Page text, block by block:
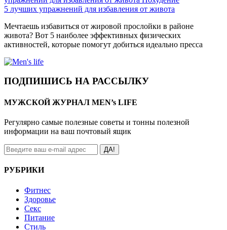
5 лучших упражнений для избавления от живота
Мечтаешь избавиться от жировой прослойки в районе
живота? Вот 5 наиболее эффективных физических
активностей, которые помогут добиться идеально пресса
ПОДПИШИСЬ НА РАССЫЛКУ
МУЖСКОЙ ЖУРНАЛ MEN’s LIFE
Регулярно самые полезные советы и тонны полезной
информации на ваш почтовый ящик
ДА!
РУБРИКИ
Фитнес
Здоровье
Секс
Питание
Стиль